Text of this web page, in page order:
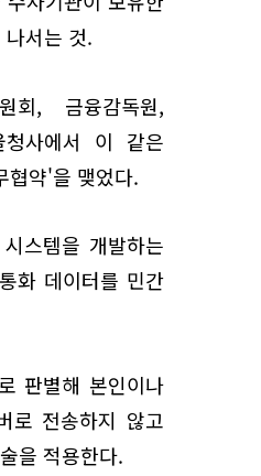
서는 것.
회, 금융감독원,
청사에서 이 같은
협약'을 맺었다.
스템을 개발하는
화 데이터를 민간
판별해 본인이나
로 전송하지 않고
을 적용한다.